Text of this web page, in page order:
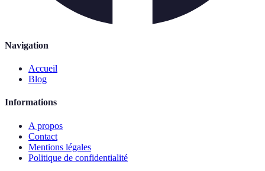
Navigation
Accueil
Blog
Informations
A propos
Contact
Mentions légales
Politique de confidentialité